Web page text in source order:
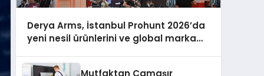
Derya Arms, İstanbul Prohunt 2026’da
yeni nesil ürünlerini ve global marka
Mutfaktan Çamaşır